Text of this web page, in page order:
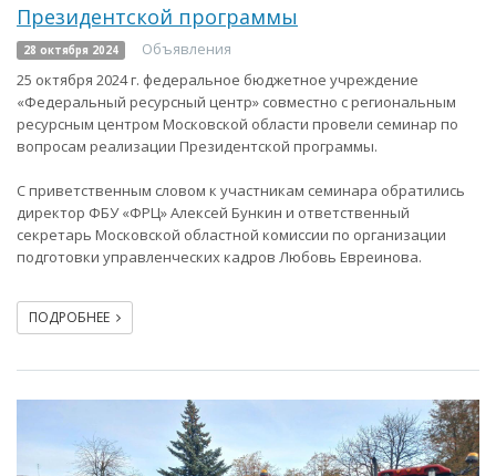
Президентской программы
28 октября 2024
Объявления
25 октября 2024 г. федеральное бюджетное учреждение
«Федеральный ресурсный центр» совместно с региональным
ресурсным центром Московской области провели семинар по
вопросам реализации Президентской программы.
С приветственным словом к участникам семинара обратились
директор ФБУ «ФРЦ» Алексей Бункин и ответственный
секретарь Московской областной комиссии по организации
подготовки управленческих кадров Любовь Евреинова.
ПОДРОБНЕЕ